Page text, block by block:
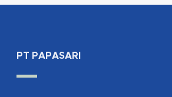
PT PAPASARI